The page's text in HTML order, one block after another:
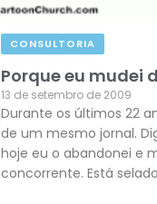
CONSULTORIA
Porque eu mudei
13 de setembro de 2009
Durante os últimos 22
de um mesmo jornal.
hoje eu o abandonei e
concorrente. Está